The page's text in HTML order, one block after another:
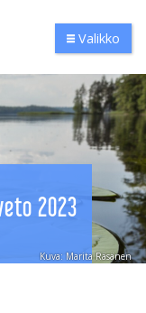
Valikko
2023
Kuva: Marita Räsänen